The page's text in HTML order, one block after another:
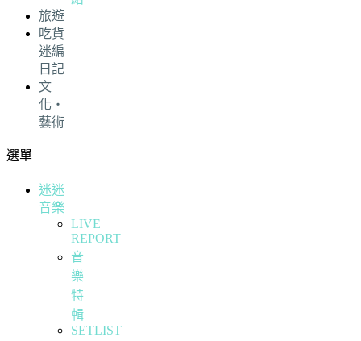
旅遊
吃貨
迷編
日記
文
化・
藝術
選單
迷迷
音樂
LIVE
REPORT
音
樂
特
輯
SETLIST